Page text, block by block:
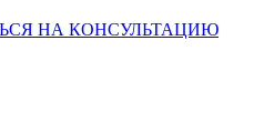
НА КОНСУЛЬТАЦИЮ